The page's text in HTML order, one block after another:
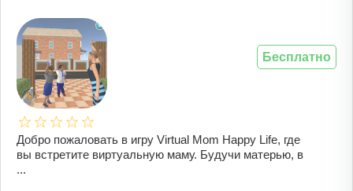
Добро пожаловать в игру Virtual Mom Happy Life, где
вы встретите виртуальную маму. Будучи матерью, в
...
Бесплатно